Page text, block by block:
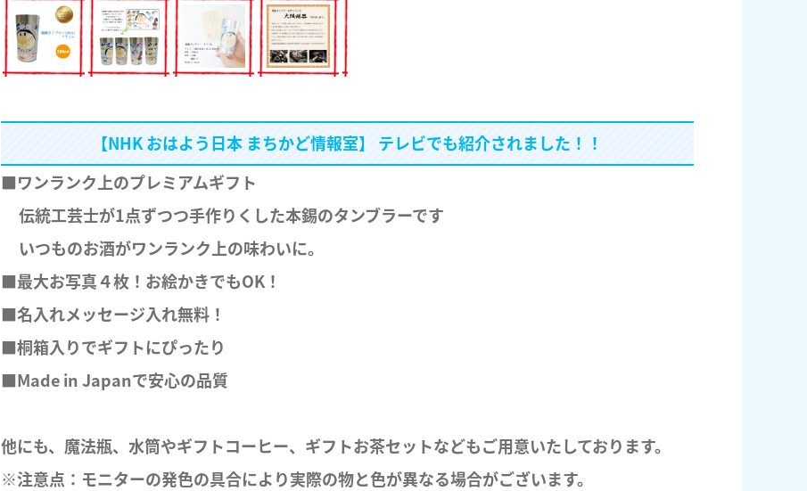
【NHK おはよう日本 まちかど情報室】 テレビでも紹介されました！！
■ワンランク上のプレミアムギフト
伝統工芸士が1点ずつつ手作りくした本錫のタンブラーです
いつものお酒がワンランク上の味わいに。
■最大お写真４枚！お絵かきでもOK！
■名入れメッセージ入れ無料！
■桐箱入りでギフトにぴったり
■Made in Japanで安心の品質
他にも、魔法瓶、水筒やギフトコーヒー、ギフトお茶セットなどもご用意いたしております。
※注意点：モニターの発色の具合により実際の物と色が異なる場合がございます。